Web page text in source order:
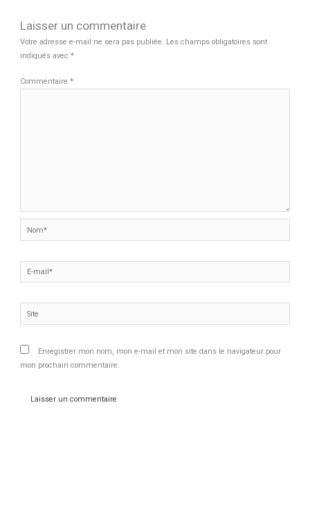
Laisser un commentaire
Votre adresse e-mail ne sera pas publiée. Les champs obligatoires sont
indiqués avec*
Commentaire*
mail*
Enregistrer mon nom, mon e-mail et mon site dans le navigateur pour
mon prochain commentaire.